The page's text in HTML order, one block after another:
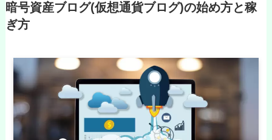
暗号資産ブログ(仮想通貨ブログ)の始め方と稼
ぎ方